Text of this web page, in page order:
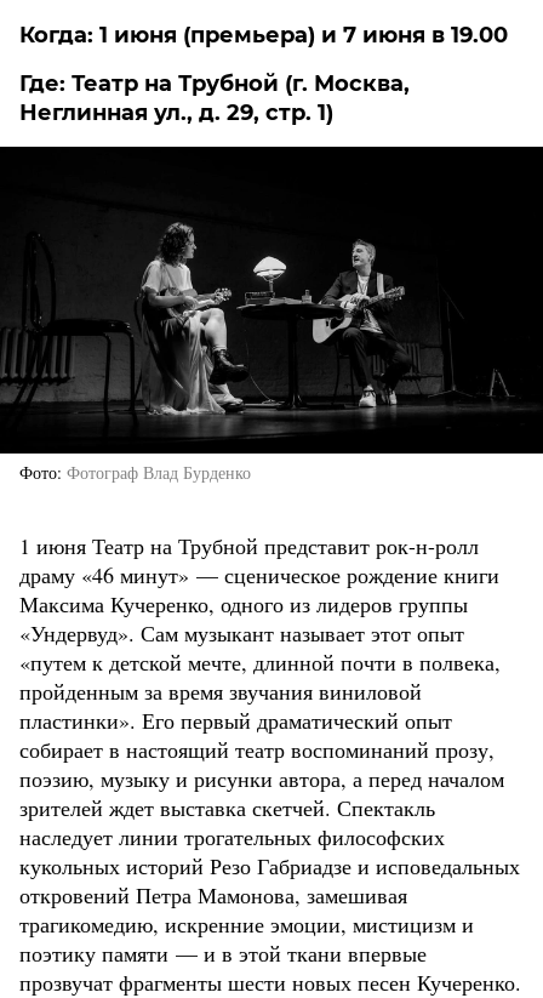
Когда: 1 июня (премьера) и 7 июня в 19.00
Где: Театр на Трубной (г. Москва,
Неглинная ул., д. 29, стр. 1)
Фото Фотограф Влад Бурденко
1 июня Театр на Трубной представит рок-н-ролл
драму «46 минут» — сценическое рождение книги
Максима Кучеренко, одного из лидеров группы
«Ундервуд». Сам музыкант называет этот опыт
«путем к детской мечте, длинной почти в полвека,
пройденным за время звучания виниловой
пластинки». Его первый драматический опыт
собирает в настоящий театр воспоминаний прозу,
поэзию, музыку и рисунки автора, а перед началом
зрителей ждет выставка скетчей. Спектакль
наследует линии трогательных философских
кукольных историй Резо Габриадзе и исповедальных
откровений Петра Мамонова, замешивая
трагикомедию, искренние эмоции, мистицизм и
поэтику памяти — и в этой ткани впервые
прозвучат фрагменты шести новых песен Кучеренко.